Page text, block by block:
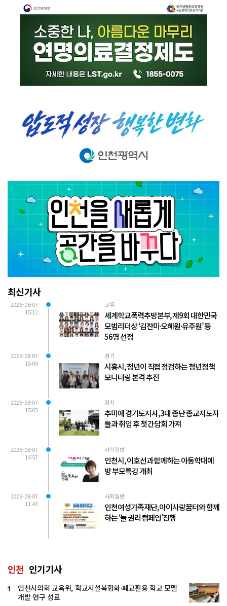
최신기사
2026-08-07
15:12
교육
세계학교폭력추방본부, 제9회 대한민국
모범리더상 ‘김찬미·오혜원·유주원’ 등
56명 선정
2026-08-07
15:09
경기
시흥시, 청년이 직접 점검하는 청년정책
모니터링 본격 추진
2026-08-07
15:03
정치
추미애 경기도지사, 3대 종단 종교지도자
들과 취임 후 첫 간담회 가져
2026-08-07
14:57
사회일반
인천시, 이호선과 함께하는 아동학대예
방 부모특강 개최
2026-08-07
11:43
사회일반
인천여성가족재단, 아이사랑꿈터와 함께
하는 ‘놀 권리 캠페인’진행
인천 인기기사
1
인천시의회 교육위, 학교시설복합화·폐교활용 학교 모델
개발 연구 성료